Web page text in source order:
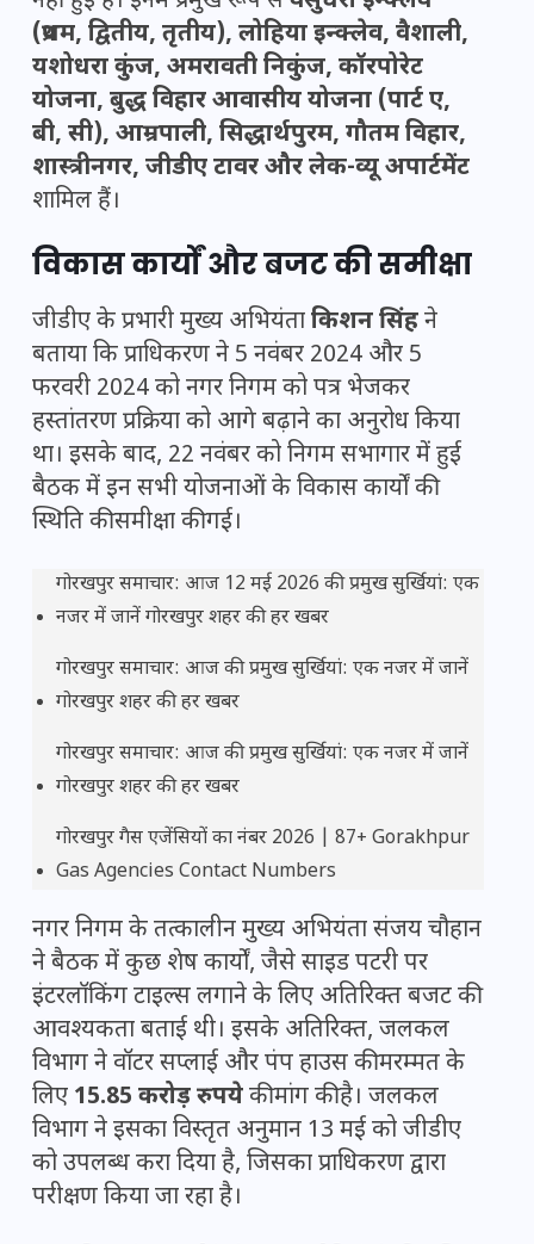
(प्रथम, द्वितीय, तृतीय), लोहिया इन्क्लेव, वैशाली,
यशोधरा कुंज, अमरावती निकुंज, कॉरपोरेट
योजना, बुद्ध विहार आवासीय योजना (पार्ट ए,
बी, सी), आम्रपाली, सिद्धार्थपुरम, गौतम विहार,
शास्त्रीनगर, जीडीए टावर और लेक-व्यू अपार्टमेंट
शामिल हैं।
विकास कार्यों और बजट की समीक्षा
जीडीए के प्रभारी मुख्य अभियंताकिशन सिंहने
बताया कि प्राधिकरण ने 5 नवंबर 2024 और 5
फरवरी 2024 को नगर निगम को पत्र भेजकर
हस्तांतरण प्रक्रिया को आगे बढ़ाने का अनुरोध किया
था। इसके बाद, 22 नवंबर को निगम सभागार में हुई
बैठक में इन सभी योजनाओं के विकास कार्यों की
स्थिति की समीक्षा की गई।
गोरखपुर समाचार: आज 12 मई 2026 की प्रमुख सुर्खियां: एक
नजर में जानें गोरखपुर शहर की हर खबर
गोरखपुर समाचार: आज की प्रमुख सुर्खियां: एक नजर में जानें
गोरखपुर शहर की हर खबर
गोरखपुर समाचार: आज की प्रमुख सुर्खियां: एक नजर में जानें
गोरखपुर शहर की हर खबर
गोरखपुर गैस एजेंसियों का नंबर 2026 | 87+ Gorakhpur
Gas Agencies Contact Numbers
नगर निगम के तत्कालीन मुख्य अभियंता संजय चौहान
ने बैठक में कुछ शेष कार्यों, जैसे साइड पटरी पर
इंटरलॉकिंग टाइल्स लगाने के लिए अतिरिक्त बजट की
आवश्यकता बताई थी। इसके अतिरिक्त, जलकल
विभाग ने वॉटर सप्लाई और पंप हाउस की मरम्मत के
लिए 15.85 करोड़ रुपयेकी मांग की है। जलकल
विभाग ने इसका विस्तृत अनुमान 13 मई को जीडीए
को उपलब्ध करा दिया है, जिसका प्राधिकरण द्वारा
परीक्षण किया जा रहा है।